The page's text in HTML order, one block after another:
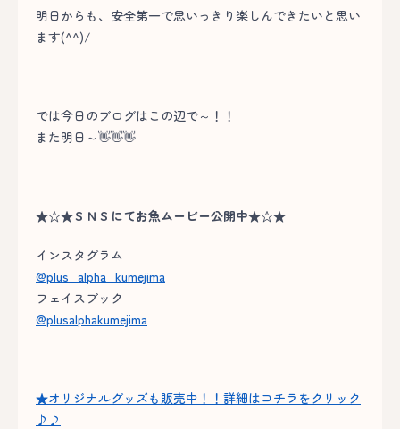
明日からも、安全第一で思いっきり楽しんできたいと思い
ます(^^)/
では今日のブログはこの辺で～！！
また明日～👋👋👋
★☆★ＳＮＳにてお魚ムービー公開中★☆★
インスタグラム
@plus_alpha_kumejima
フェイスブック
@plusalphakumejima
★オリジナルグッズも販売中！！詳細はコチラをクリック
♪♪